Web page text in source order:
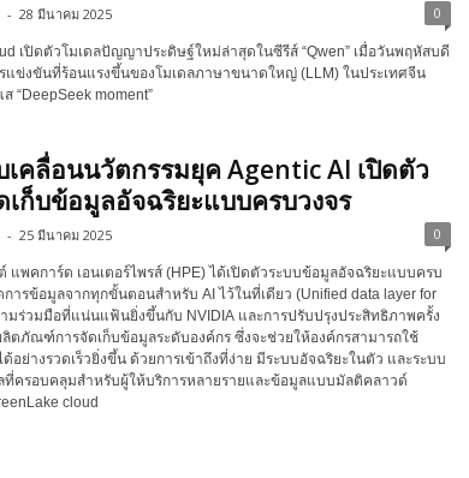
- 28 มีนาคม 2025 0
เปิดตัวโมเดลปัญญาประดิษฐ์ใหม่ล่าสุดในซีรีส์ “Qwen” เมื่อวันพฤหัสบดี
แข่งขันที่ร้อนแรงขึ้นของโมเดลภาษาขนาดใหญ่ (LLM) ในประเทศจีน
“DeepSeek moment”
เคลื่อนนวัตกรรมยุค Agentic AI เปิดตัว
เก็บข้อมูลอัจฉริยะแบบครบวงจร
- 25 มีนาคม 2025 0
แพคการ์ด เอนเตอร์ไพรส์ (HPE) ได้เปิดตัวระบบข้อมูลอัจฉริยะแบบครบ
การข้อมูลจากทุกขั้นตอนสำหรับ AI ไว้ในที่เดียว (Unified data layer for
มร่วมมือที่แน่นแฟ้นยิ่งขึ้นกับ NVIDIA และการปรับปรุงประสิทธิภาพครั้ง
ตภัณฑ์การจัดเก็บข้อมูลระดับองค์กร ซึ่งจะช่วยให้องค์กรสามารถใช้
อย่างรวดเร็วยิ่งขึ้น ด้วยการเข้าถึงที่ง่าย มีระบบอัจฉริยะในตัว และระบบ
ครอบคลุมสำหรับผู้ให้บริการหลายรายและข้อมูลแบบมัลติคลาวด์
cloud